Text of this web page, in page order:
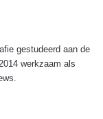
gestudeerd aan de
werkzaam als